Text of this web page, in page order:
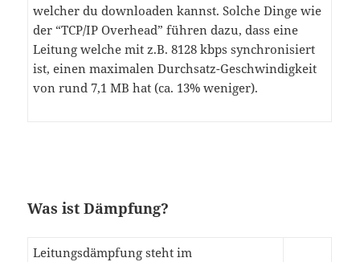
welcher du downloaden kannst. Solche Dinge wie
der “TCP/IP Overhead” führen dazu, dass eine
Leitung welche mit z.B. 8128 kbps synchronisiert
ist, einen maximalen Durchsatz-Geschwindigkeit
von rund 7,1 MB hat (ca. 13% weniger).
Was ist Dämpfung?
Leitungsdämpfung steht im